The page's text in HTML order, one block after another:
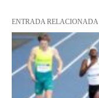
ENTRADA RELACIONADA